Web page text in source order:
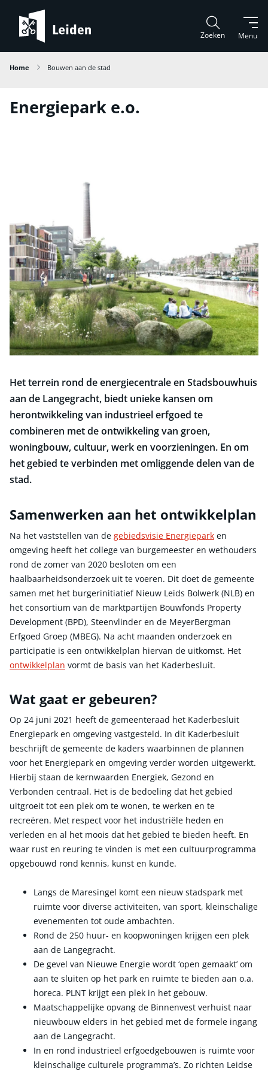
Menu
Zoeken
Home Bouwen aan de stad
Energiepark e.o.
Het terrein rond de energiecentrale en Stadsbouwhuis
aan de Langegracht, biedt unieke kansen om
herontwikkeling van industrieel erfgoed te
combineren met de ontwikkeling van groen,
woningbouw, cultuur, werk en voorzieningen. En om
het gebied te verbinden met omliggende delen van de
stad.
Samenwerken aan het ontwikkelplan
Na het vaststellen van de gebiedsvisie Energiepark en
omgeving heeft het college van burgemeester en wethouders
rond de zomer van 2020 besloten om een
haalbaarheidsonderzoek uit te voeren. Dit doet de gemeente
samen met het burgerinitiatief Nieuw Leids Bolwerk (NLB) en
het consortium van de marktpartijen Bouwfonds Property
Development (BPD), Steenvlinder en de MeyerBergman
Erfgoed Groep (MBEG). Na acht maanden onderzoek en
participatie is een ontwikkelplan hiervan de uitkomst. Het
ontwikkelplan vormt de basis van het Kaderbesluit.
Wat gaat er gebeuren?
Op 24 juni 2021 heeft de gemeenteraad het Kaderbesluit
Energiepark en omgeving vastgesteld. In dit Kaderbesluit
beschrijft de gemeente de kaders waarbinnen de plannen
voor het Energiepark en omgeving verder worden uitgewerkt.
Hierbij staan de kernwaarden Energiek, Gezond en
Verbonden centraal. Het is de bedoeling dat het gebied
uitgroeit tot een plek om te wonen, te werken en te
recreëren. Met respect voor het industriële heden en
verleden en al het moois dat het gebied te bieden heeft. En
waar rust en reuring te vinden is met een cultuurprogramma
opgebouwd rond kennis, kunst en kunde.
Langs de Maresingel komt een nieuw stadspark met
ruimte voor diverse activiteiten, van sport, kleinschalige
evenementen tot oude ambachten.
Rond de 250 huur- en koopwoningen krijgen een plek
aan de Langegracht.
De gevel van Nieuwe Energie wordt ‘open gemaakt’ om
aan te sluiten op het park en ruimte te bieden aan o.a.
horeca. PLNT krijgt een plek in het gebouw.
Maatschappelijke opvang de Binnenvest verhuist naar
nieuwbouw elders in het gebied met de formele ingang
aan de Langegracht.
In en rond industrieel erfgoedgebouwen is ruimte voor
kleinschalige culturele programma’s. Zo richten Leidse